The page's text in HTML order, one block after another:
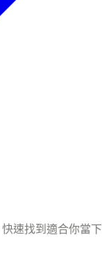
速找到適合你當下